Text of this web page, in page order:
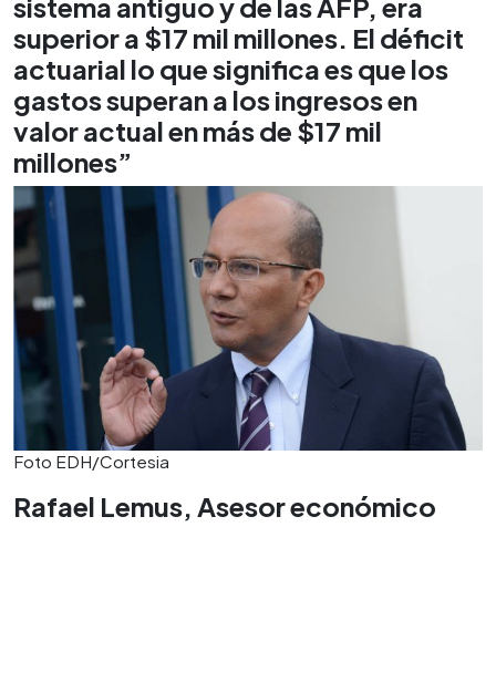
sistema antiguo y de las AFP, era
superior a $17 mil millones. El déficit
actuarial lo que significa es que los
gastos superan a los ingresos en
valor actual en más de $17 mil
millones”
Foto EDH/Cortesia
Rafael Lemus, Asesor económico